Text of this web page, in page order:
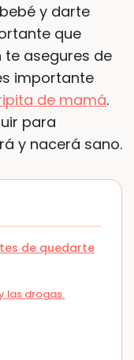
y darte
que
asegures de
importante
de mamá.
para
y nacerá sano.
de quedarte
las drogas.